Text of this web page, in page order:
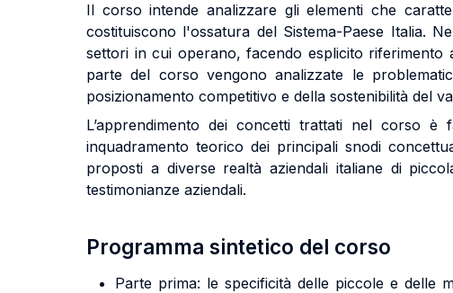
Il corso intende analizzare gli elementi che
costituiscono l'ossatura del Sistema-Paese Italia.
settori in cui operano, facendo esplicito
parte del corso vengono analizzate le
posizionamento competitivo e della sostenibilità del
L’apprendimento dei concetti trattati nel corso è
inquadramento teorico dei principali snodi
proposti a diverse realtà aziendali italiane di
testimonianze aziendali.
Programma sintetico del corso
Parte prima: le specificità delle piccole e delle